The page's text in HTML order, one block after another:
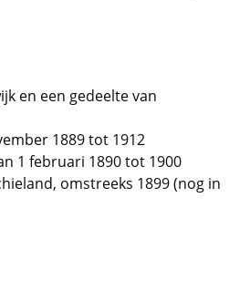
en een gedeelte van
1889 tot 1912
1 februari 1890 tot 1900
omstreeks 1899 (nog in